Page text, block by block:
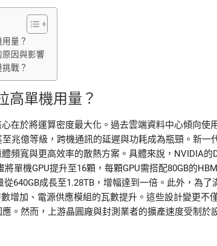
量？
原因與影響
戰？
高單機用量？
在於將運算密度最大化。過去雲端資料中心傾向使
兆億等級，跨機通訊的延遲與功耗成為瓶頸。新
頻寬與更高效率的散熱方案。具體來說，NVIDIA的
單機GPU提升至16顆，每顆GPU需搭配80GB的
640GB成長至1.28TB，增幅達到一倍。此外，為
增加、電源供應模組的瓦數提升。這些設計變更不
。然而，上游晶圓廠與封測業者的擴產速度受制